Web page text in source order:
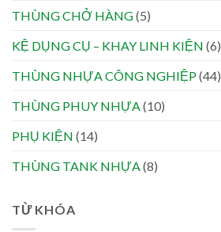
THÙNG CHỞ HÀNG(5)
KỆ DỤNG CỤ – KHAY LINH KIỆN (6)
THÙNG NHỰA CÔNG NGHIỆP(44)
THÙNG PHUY NHỰA(10)
PHỤ KIỆN (14)
THÙNG TANK NHỰA(8)
TỪ KHÓA